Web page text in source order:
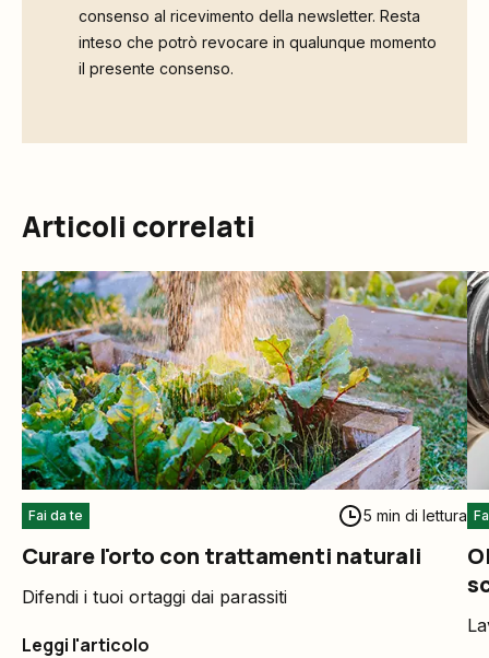
consenso al ricevimento della newsletter. Resta
inteso che potrò revocare in qualunque momento
il presente consenso.
Articoli correlati
Fai da te 5 min di lettura
Curare l'orto con trattamenti naturali
Difendi i tuoi ortaggi dai parassiti
Leggi l'articolo